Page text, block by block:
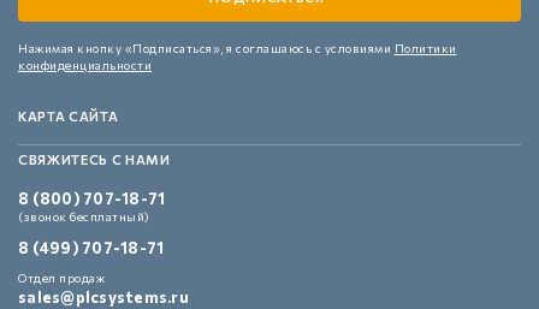
Нажимая кнопку «Подписаться», я соглашаюсь с условиями Политики
конфиденциальности
КАРТА САЙТА
СВЯЖИТЕСЬ С НАМИ
8 (800) 707-18-71
(звонок бесплатный)
8 (499) 707-18-71
Отдел продаж
sales@plcsystems.ru